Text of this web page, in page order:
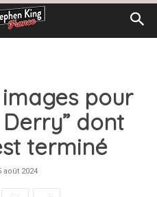
pour
dont
terminé
août 2024